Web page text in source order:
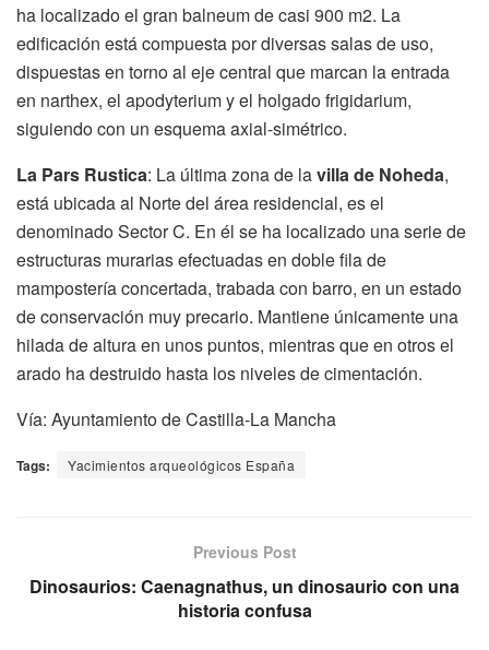
ha localizado el gran balneum de casi 900 m2. La
edificación está compuesta por diversas salas de uso,
dispuestas en torno al eje central que marcan la entrada
en narthex, el apodyterium y el holgado frigidarium,
siguiendo con un esquema axial-simétrico.
La Pars Rustica: La última zona de lavilla de Noheda,
está ubicada al Norte del área residencial, es el
denominado Sector C. En él se ha localizado una serie de
estructuras murarias efectuadas en doble fila de
mampostería concertada, trabada con barro, en un estado
de conservación muy precario. Mantiene únicamente una
hilada de altura en unos puntos, mientras que en otros el
arado ha destruido hasta los niveles de cimentación.
Vía: Ayuntamiento de Castilla-La Mancha
Tags: Yacimientos arqueológicos España
Previous Post
Dinosaurios: Caenagnathus, un dinosaurio con una
historia confusa